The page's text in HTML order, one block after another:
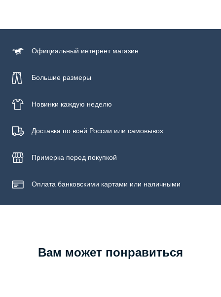
Официальный интернет магазин
Большие размеры
Новинки каждую неделю
Доставка по всей России или самовывоз
Примерка перед покупкой
Оплата банковскими картами или наличными
Вам может понравиться